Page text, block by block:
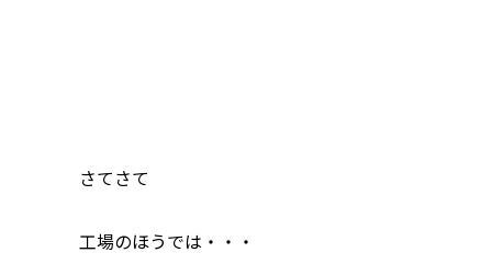
さてさて
工場のほうでは・・・